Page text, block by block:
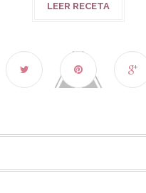
LEER RECETA